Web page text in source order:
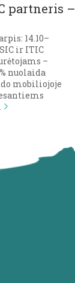
partneris –
14.10–
ir ITIC
–
nuolaida
mobiliojoje